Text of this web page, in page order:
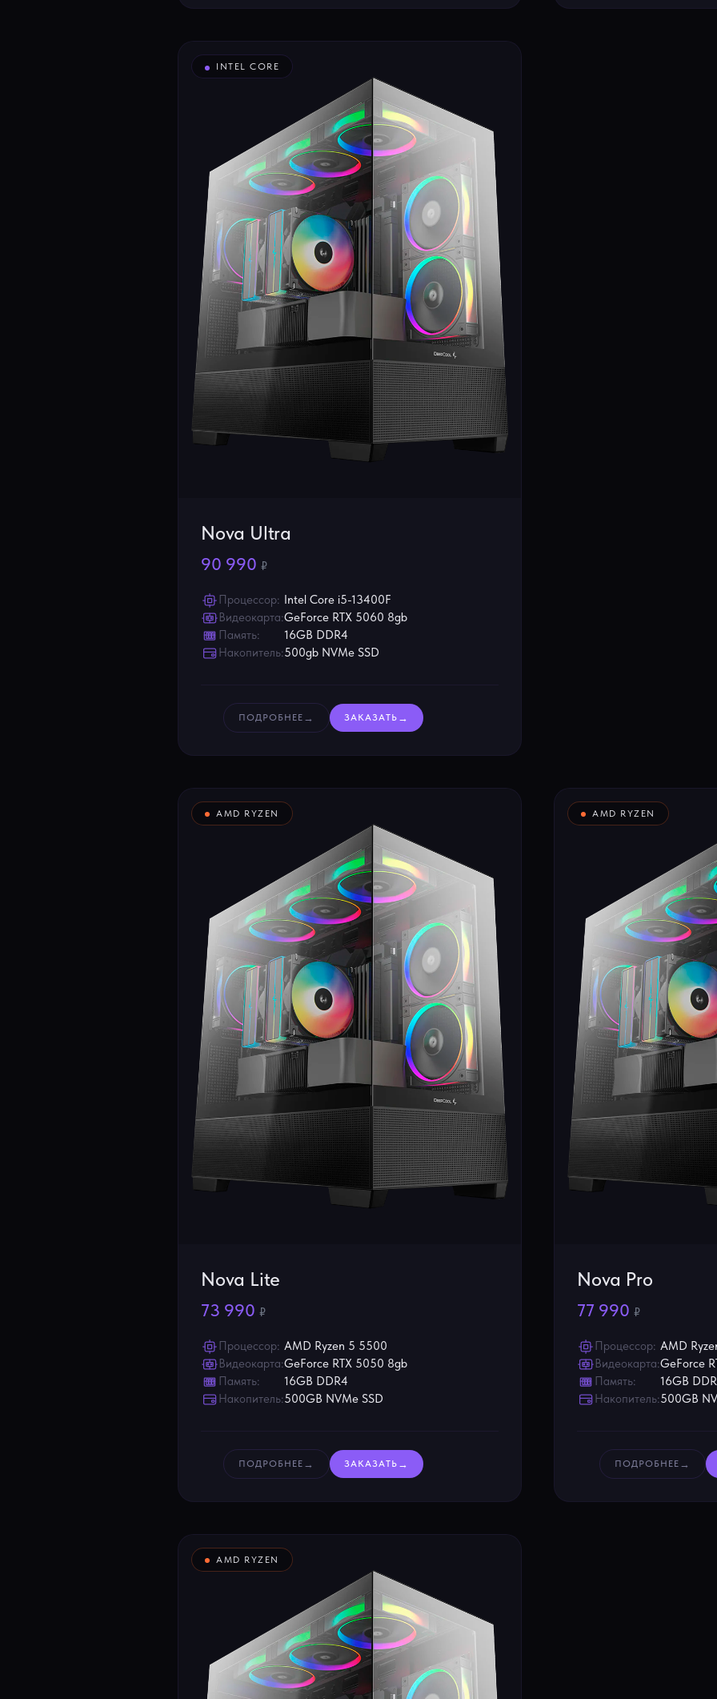
INTEL CORE
Nova Ultra
90 990 ₽
Процессор: Intel Core i5-13400F
Видеокарта:GeForce RTX 5060 8gb
Память:
16GB DDR4
Накопитель:500gb NVMe SSD
ПОДРОБНЕЕ → ЗАКАЗАТЬ →
AMD RYZEN
Nova Lite
73 990 ₽
Процессор: AMD Ryzen 5 5500
Видеокарта:GeForce RTX 5050 8gb
Память:
16GB DDR4
Накопитель:500GB NVMe SSD
ПОДРОБНЕЕ → ЗАКАЗАТЬ →
AMD RYZEN
Nova Pro
77 990 ₽
Процессор: AMD
Видеокарта:GeForce
Память:
16GB
Накопитель:500GB
ПОДРОБНЕЕ →
AMD RYZEN